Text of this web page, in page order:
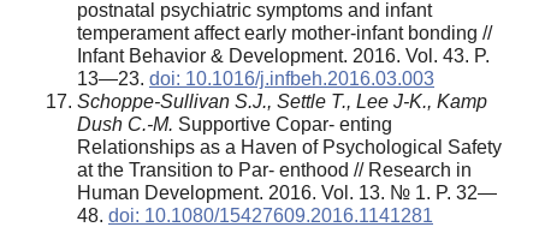
postnatal psychiatric symptoms and infant
temperament affect early mother-infant bonding //
Infant Behavior & Development. 2016. Vol. 43. P.
13—23. doi: 10.1016/j.infbeh.2016.03.003
Schoppe-Sullivan S.J., Settle T., Lee J-K., Kamp
Dush C.-M. Supportive Copar- enting
Relationships as a Haven of Psychological Safety
at the Transition to Par- enthood // Research in
Human Development. 2016. Vol. 13. № 1. P. 32—
48. doi: 10.1080/15427609.2016.1141281